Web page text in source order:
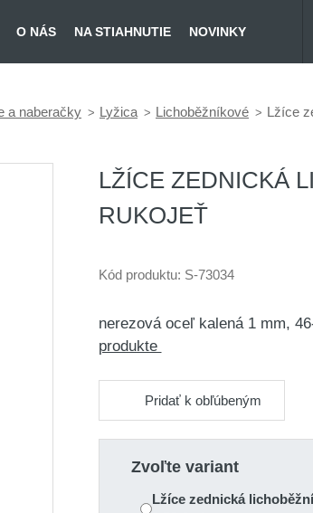
O NÁS NA STIAHNUTIE NOVINKY
a naberačky Lyžica Lichoběžníkové Lžíce
LŽÍCE ZEDNICKÁ
RUKOJEŤ
Kód produktu: S-73034
nerezová oceľ kalená 1 mm,
produkte
Pridať k obľúbeným
Zvoľte variant
Lžíce zednická